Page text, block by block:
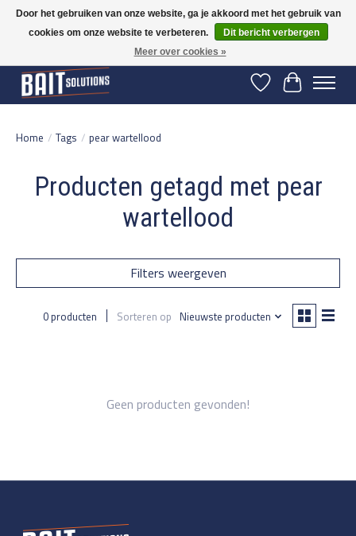
Gratis verzending vanaf 50 euro binnen NL | Op voorraad binnen 2-5 werkdagen
verzonden | België vanaf 70 euro gratis verzonden
Verlanglijst
Home / Tags / pear wartellood
Producten getagd met pear
wartellood
Filters weergeven
0 producten Sorteren op Nieuwste producten
Geen producten gevonden!
Door het gebruiken van onze website, ga je akkoord met het gebruik van
cookies om onze website te verbeteren.
Dit bericht verbergen
Meer over cookies »